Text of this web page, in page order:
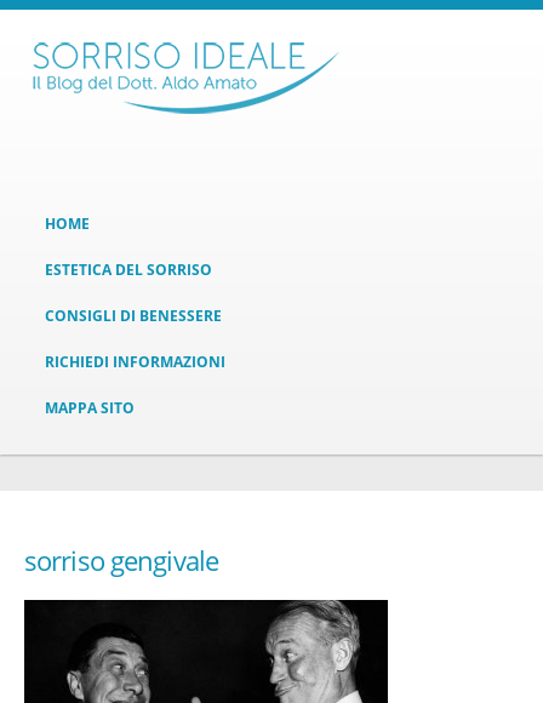
HOME
ESTETICA DEL SORRISO
CONSIGLI DI BENESSERE
RICHIEDI INFORMAZIONI
MAPPA SITO
sorriso gengivale